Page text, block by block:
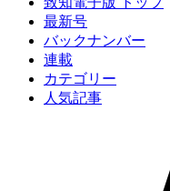
最新号
バックナンバー
連載
カテゴリー
人気記事